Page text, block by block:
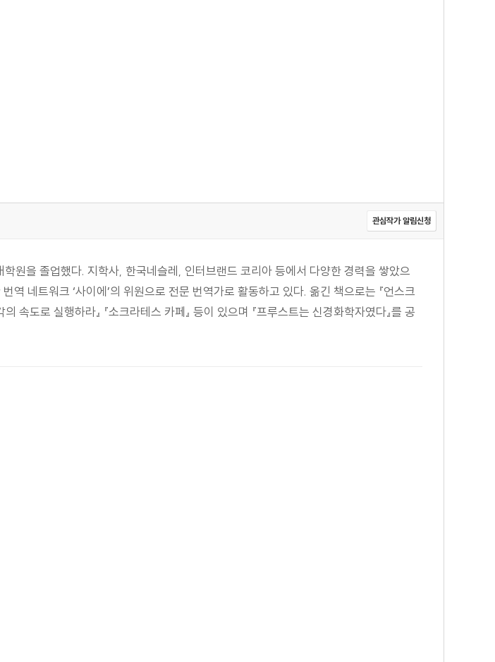
관심작가 알림신청
원을 졸업했다. 지학사, 한국네슬레, 인터브랜드 코리아 등에서 다양한 경력을 쌓았으
네트워크 ‘사이에’의 위원으로 전문 번역가로 활동하고 있다. 옮긴 책으로는 『언스크
속도로 실행하라』 『소크라테스 카페』 등이 있으며 『프루스트는 신경화학자였다』를 공